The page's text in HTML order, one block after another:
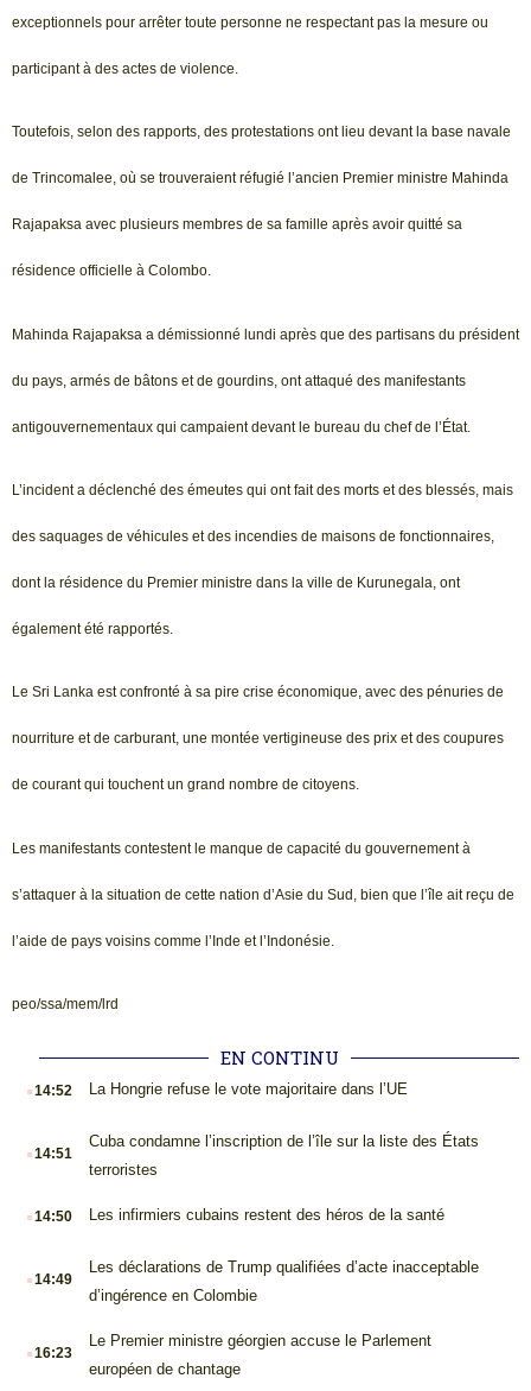
exceptionnels pour arrêter toute personne ne respectant pas la mesure ou
participant à des actes de violence.
Toutefois, selon des rapports, des protestations ont lieu devant la base navale
de Trincomalee, où se trouveraient réfugié l’ancien Premier ministre Mahinda
Rajapaksa avec plusieurs membres de sa famille après avoir quitté sa
résidence officielle à Colombo.
Mahinda Rajapaksa a démissionné lundi après que des partisans du président
du pays, armés de bâtons et de gourdins, ont attaqué des manifestants
antigouvernementaux qui campaient devant le bureau du chef de l’État.
L’incident a déclenché des émeutes qui ont fait des morts et des blessés, mais
des saquages de véhicules et des incendies de maisons de fonctionnaires,
dont la résidence du Premier ministre dans la ville de Kurunegala, ont
également été rapportés.
Le Sri Lanka est confronté à sa pire crise économique, avec des pénuries de
nourriture et de carburant, une montée vertigineuse des prix et des coupures
de courant qui touchent un grand nombre de citoyens.
Les manifestants contestent le manque de capacité du gouvernement à
s’attaquer à la situation de cette nation d’Asie du Sud, bien que l’île ait reçu de
l’aide de pays voisins comme l’Inde et l’Indonésie.
peo/ssa/mem/lrd
EN CONTINU
.14:52 La Hongrie refuse le vote majoritaire dans l’UE
.14:51
Cuba condamne l’inscription de l’île sur la liste des États
terroristes
.14:50 Les infirmiers cubains restent des héros de la santé
.14:49
Les déclarations de Trump qualifiées d’acte inacceptable
d’ingérence en Colombie
.16:23
Le Premier ministre géorgien accuse le Parlement
européen de chantage